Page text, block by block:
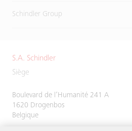
Schindler Group
S.A. Schindler
Siège
Boulevard de l’Humanité 241 A
1620 Drogenbos
Belgique